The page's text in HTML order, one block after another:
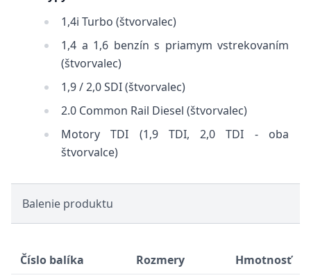
1,4i Turbo (štvorvalec)
1,4 a 1,6 benzín s priamym vstrekovaním
(štvorvalec)
1,9 / 2,0 SDI (štvorvalec)
2.0 Common Rail Diesel (štvorvalec)
Motory TDI (1,9 TDI, 2,0 TDI - oba
štvorvalce)
Balenie produktu
Číslo balíka Rozmery
Hmotnosť